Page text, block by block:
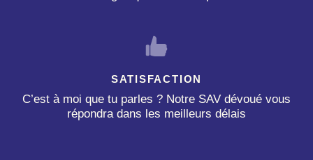
SATISFACTION
C’est à moi que tu parles ? Notre SAV dévoué vous
répondra dans les meilleurs délais